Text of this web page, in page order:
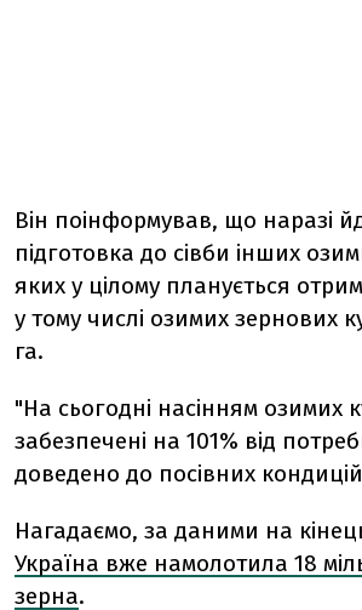
Він поінформував, що наразі
підготовка до сівби інших
яких у цілому планується
у тому числі озимих зернових
га.
"На сьогодні насінням озимих
забезпечені на 101% від
доведено до посівних
Нагадаємо, за даними на
Україна вже намолотила 18
зерна.